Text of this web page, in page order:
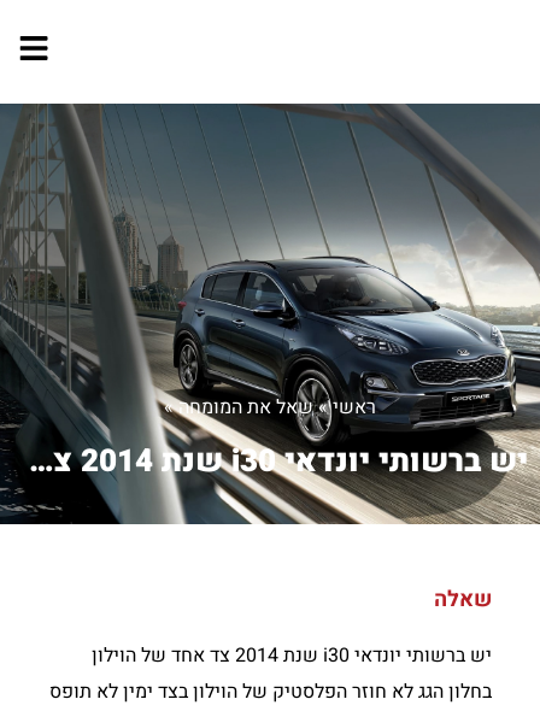
ראשי»שאל את המומחה»
יש ברשותי יונדאי i30 שנת 2014 צד אחד ...
שאלה
יש ברשותי יונדאי i30 שנת 2014 צד אחד של הוילון
בחלון הגג לא חוזר הפלסטיק של הוילון בצד ימין לא תופס